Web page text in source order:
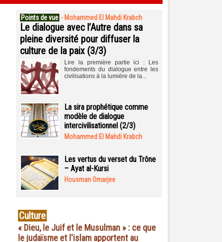
Points de vue - Mohammed El Mahdi Krabch
Le dialogue avec l’Autre dans sa
pleine diversité pour diffuser la
culture de la paix (3/3)
Lire la première partie ici : Les
fondements du dialogue entre les
civilisations à la lumière de la...
La sira prophétique comme
modèle de dialogue
intercivilisationnel (2/3)
Mohammed El Mahdi Krabch
Les vertus du verset du Trône
– Ayat al-Kursi
Housman Omarjee
Culture
« Dieu, le Juif et le Musulman » : ce que
le judaïsme et l'islam apportent au